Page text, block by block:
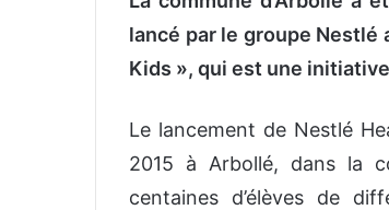
lancé par le groupe Nestlé
Kids », qui est une
Le lancement de Nestlé
2015 à Arbollé, dans la
centaines d’élèves de